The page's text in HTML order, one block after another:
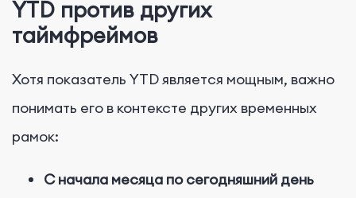
YTD против других
таймфреймов
Хотя показатель YTD является мощным, важно
понимать его в контексте других временных
рамок:
С начала месяца по сегодняшний день